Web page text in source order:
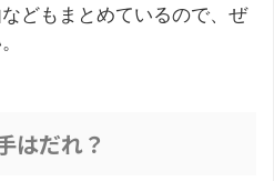
どもまとめているので、ぜ
はだれ？